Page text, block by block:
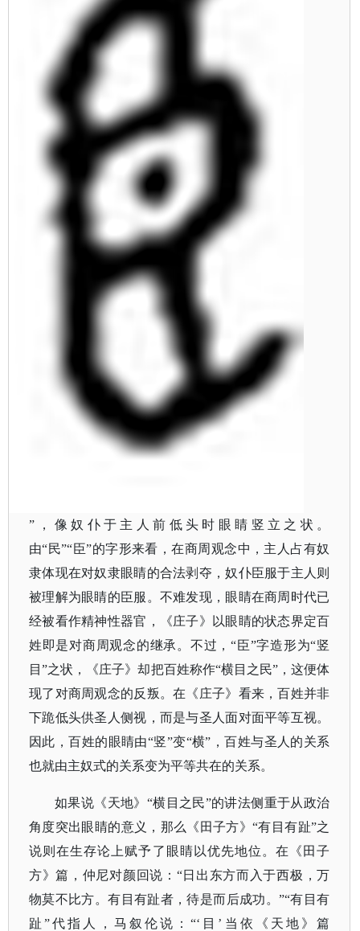
”，像奴仆于主人前低头时眼睛竖立之状。
由“民”“臣”的字形来看，在商周观念中，主人占有奴
隶体现在对奴隶眼睛的合法剥夺，奴仆臣服于主人则
被理解为眼睛的臣服。不难发现，眼睛在商周时代已
经被看作精神性器官，《庄子》以眼睛的状态界定百
姓即是对商周观念的继承。不过，“臣”字造形为“竖
目”之状，《庄子》却把百姓称作“横目之民”，这便体
现了对商周观念的反叛。在《庄子》看来，百姓并非
下跪低头供圣人侧视，而是与圣人面对面平等互视。
因此，百姓的眼睛由“竖”变“横”，百姓与圣人的关系
也就由主奴式的关系变为平等共在的关系。
如果说《天地》 “横目之民”的讲法侧重于从政治
角度突出眼睛的意义，那么《田子方》“有目有趾”之
说则在生存论上赋予了眼睛以优先地位。在《田子
方》篇，仲尼对颜回说：“日出东方而入于西极，万
物莫不比方。有目有趾者，待是而后成功。”“有目有
趾”代指人，马叙伦说：“‘目’当依《天地》篇